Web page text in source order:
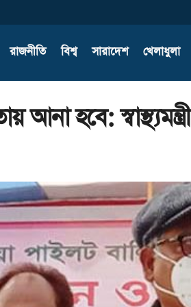
রাজনীতি বিশ্ব সারাদেশ খেলাধুলা
হবে: স্বাস্থ্যমন্ত্রী